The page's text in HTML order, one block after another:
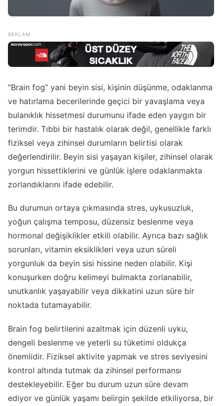
“Brain fog” yani beyin sisi, kişinin düşünme, odaklanma
ve hatırlama becerilerinde geçici bir yavaşlama veya
bulanıklık hissetmesi durumunu ifade eden yaygın bir
terimdir. Tıbbi bir hastalık olarak değil, genellikle farklı
fiziksel veya zihinsel durumların belirtisi olarak
değerlendirilir. Beyin sisi yaşayan kişiler, zihinsel olarak
yorgun hissettiklerini ve günlük işlere odaklanmakta
zorlandıklarını ifade edebilir.
Bu durumun ortaya çıkmasında stres, uykusuzluk,
yoğun çalışma temposu, düzensiz beslenme veya
hormonal değişiklikler etkili olabilir. Ayrıca bazı sağlık
sorunları, vitamin eksiklikleri veya uzun süreli
yorgunluk da beyin sisi hissine neden olabilir. Kişi
konuşurken doğru kelimeyi bulmakta zorlanabilir,
unutkanlık yaşayabilir veya dikkatini uzun süre bir
noktada tutamayabilir.
Brain fog belirtilerini azaltmak için düzenli uyku,
dengeli beslenme ve yeterli su tüketimi oldukça
önemlidir. Fiziksel aktivite yapmak ve stres seviyesini
kontrol altında tutmak da zihinsel performansı
destekleyebilir. Eğer bu durum uzun süre devam
ediyor ve günlük yaşamı belirgin şekilde etkiliyorsa, bir